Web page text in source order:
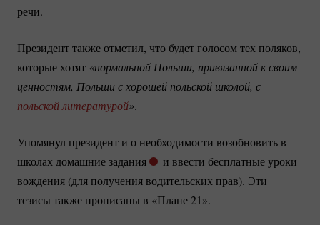
речи.
Президент также отметил, что будет голосом тех поляков,
которые хотят «нормальной Польши, привязанной к своим
польской литературой».
Упомянул президент и о необходимости возобновить в
школах домашние задания
и ввести бесплатные уроки
вождения (для получения водительских прав). Эти
тезисы также прописаны в «Плане 21».